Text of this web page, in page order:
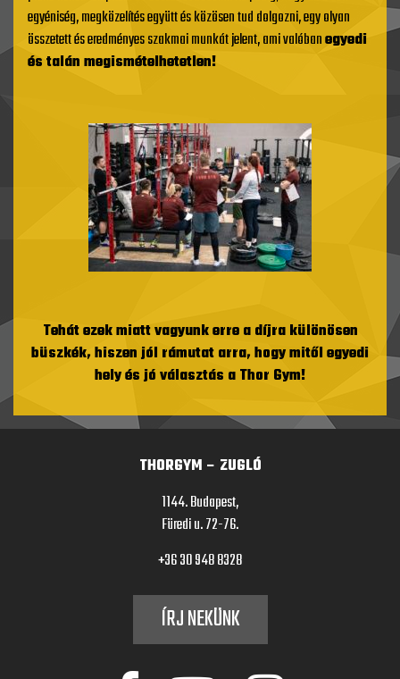
egyéniség, megközelítés együtt és közösen tud dolgozni, egy olyan
összetett és eredményes szakmai munkát jelent, ami valóbanegyedi
és talán megismételhetetlen!
Tehát ezek miatt vagyunk erre a díjra különösen
büszkék, hiszen jól rámutat arra, hogy mitől egyedi
hely és jó választás a Thor Gym!
THORGYM – ZUGLÓ
1144. Budapest,
Füredi u. 72-76.
+36 30 948 8328
ÍRJ NEKÜNK